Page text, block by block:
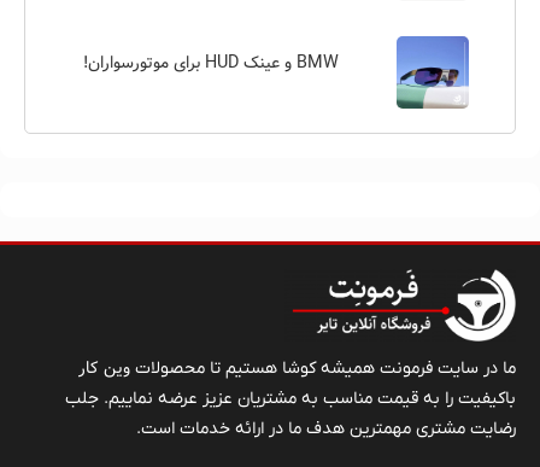
BMW و عینک HUD برای موتورسواران!
ما در سایت فرمونت همیشه کوشا هستیم تا محصولات وین کار
باکیفیت را به قیمت مناسب به مشتریان عزیز عرضه نماییم. جلب
رضایت مشتری مهمترین هدف ما در ارائه خدمات است.